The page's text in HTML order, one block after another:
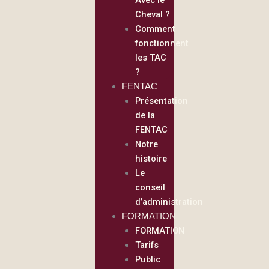
Cheval ?
Comment
fonctionnent
les TAC
?
FENTAC
Présentation
de la
FENTAC
Notre
histoire
Le
conseil
d’administration
FORMATION
FORMATION
Tarifs
Public